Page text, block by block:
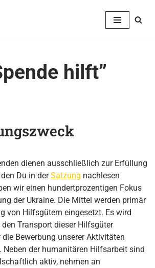
hilft”
dienen ausschließlich zur Erfüllung
Du in derSatzung nachlesen
wir einen hundertprozentigen Fokus
der Ukraine. Die Mittel werden primär
von Hilfsgütern eingesetzt. Es wird
Transport dieser Hilfsgüter
Bewerbung unserer Aktivitäten
Neben der humanitären Hilfsarbeit sind
aktiv, nehmen an